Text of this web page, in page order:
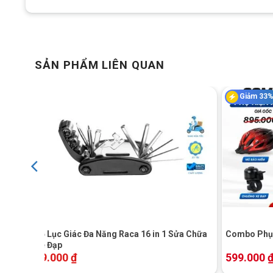
Gương chiếu hậu
Lắp đặt thiết bị diễn ra rất nhanh chóng, tương thích tốt
Nhờ bộ giá đỡ chắc chắn, gương luôn giữ được độ ổn
cung đường gồ ghề.
SẢN PHẨM LIÊN QUAN
Bộ Lục Giác Đa Năng Raca 16 in 1 Sửa Chữa
Xe Đạp
99.000₫
Giảm 33%
+
Combo
599.000₫